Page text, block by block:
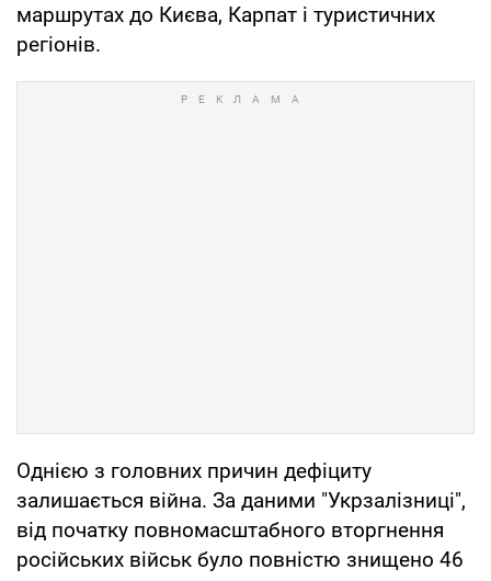
маршрутах до Києва, Карпат і туристичних
регіонів.
Однією з головних причин дефіциту
залишається війна. За даними "Укрзалізниці",
від початку повномасштабного вторгнення
російських військ було повністю знищено 46